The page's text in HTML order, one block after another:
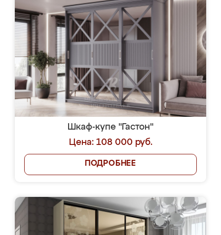
Шкаф-купе "Гастон"
Цена: 108 000 руб.
ПОДРОБНЕЕ